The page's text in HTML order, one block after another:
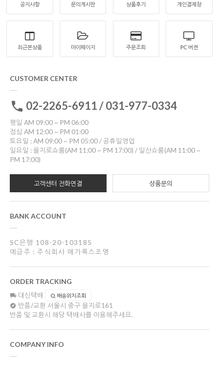
공지사항 문의게시판 상품후기 개인결제창
최근본상품 마이페이지 주문조회 PC 버젼
CUSTOMER CENTER
02-2265-6911 / 031-977-0334
평일 AM 09:00 ~ PM 06:00
점심 AM 12:00 ~ PM 01:00
토요일 : AM 09:00 ~ PM 05:00 / 공휴일영업
일요일 : 을지로쇼룸(AM 11:00 ~ PM 17:00) / 일산쇼룸(AM 11:00 ~
PM 17:00)
고객센터 전화연결 상품문의
BANK ACCOUNT
SC은행 108-20-103185
예금주 : 주식회사 메가룩스조명
ORDER TRACKING
대신택배 배송위치조회
반품/교환 서울시 중구 을지로161
반품 및 교환시 해당 택배사를 이용해주세요.
COMPANY INFO